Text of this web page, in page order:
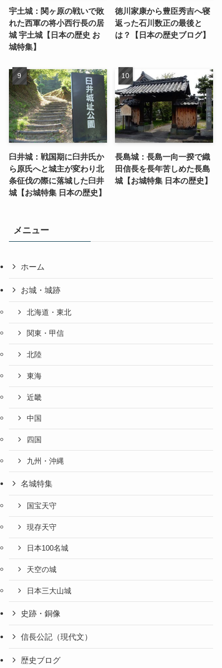
宇土城：関ヶ原の戦いで敗
れた西軍の将小西行長の居
城 宇土城【日本の歴史 お
城特集】
徳川家康から豊臣秀吉へ寝
返った石川数正の最後と
は？【日本の歴史ブログ】
臼井城：戦国期に臼井氏か
ら原氏へと城主が変わり北
条征伐の際に落城した臼井
城【お城特集 日本の歴史】
長島城：長島一向一揆で織
田信長を長年苦しめた長島
城【お城特集 日本の歴史】
メニュー
ホーム
お城・城跡
北海道・東北
関東・甲信
北陸
東海
近畿
中国
四国
九州・沖縄
名城特集
国宝天守
現存天守
日本100名城
天空の城
日本三大山城
史跡・銅像
信長公記（現代文）
歴史ブログ